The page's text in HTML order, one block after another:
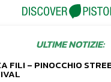
ULTIME NOTIZIE:
FILI – PINOCCHIO